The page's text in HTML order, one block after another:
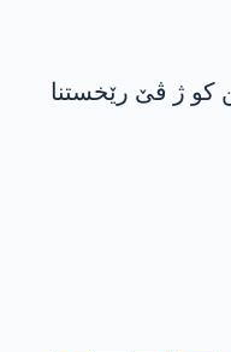
كو ژ ڤێ رێخستنا